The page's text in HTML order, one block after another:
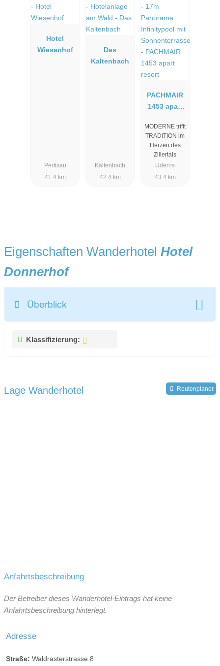
Hotel
Wiesenhof
Pertisau
41.4 km
Das
Kaltenbach
Kaltenbach
42.4 km
PACHMAIR
1453 apart
MODERNE trifft
TRADITION im
Herzen des
Zillertals
Uderns
43.4 km
Eigenschaften Wanderhotel Hotel
Donnerhof
Überblick
Klassifizierung:
Lage Wanderhotel Routenplaner
Anfahrtsbeschreibung
Der Betreiber dieses Wanderhotel-Eintrags hat keine
Anfahrtsbeschreibung hinterlegt.
Adresse
Straße: Waldrasterstrasse 8